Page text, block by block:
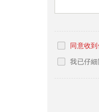
同意收
我已仔細